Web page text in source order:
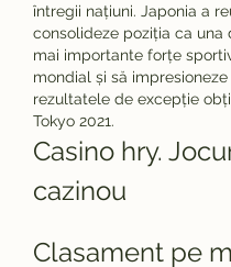
întregii națiuni. Japonia a
consolideze poziția ca una
mai importante forțe
mondial și să
rezultatele de excepție
Tokyo 2021.
Casino hry.
cazinou
Clasament pe